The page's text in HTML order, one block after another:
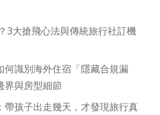
3大搶飛心法與傳統旅行社訂機
何識別海外住宿「隱藏合規漏
界與房型細節
帶孩子出走幾天，才發現旅行真